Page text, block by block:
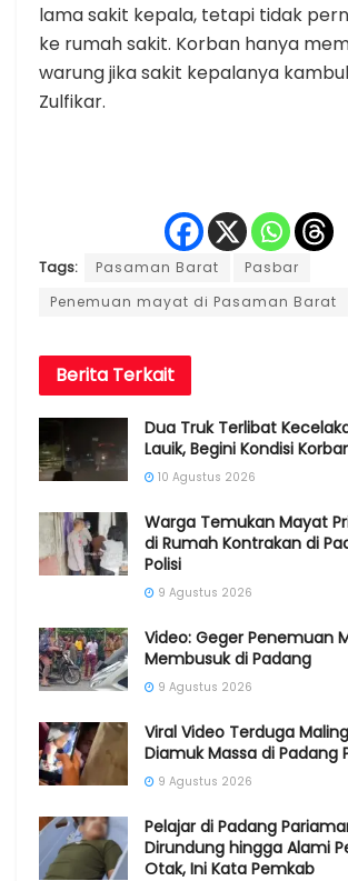
lama sakit kepala, tetapi tidak
ke rumah sakit. Korban hanya
warung jika sakit kepalanya
Zulfikar.
Tags: Pasaman Barat
Pasbar
Penemuan mayat di Pasaman Barat
Berita Terkait
Dua Truk Terlibat
Lauik, Begini Kondisi
10 Agustus 2026
Warga Temukan Mayat
di Rumah Kontrakan di
Polisi
9 Agustus 2026
Video: Geger Penemuan
Membusuk di Padang
9 Agustus 2026
Viral Video Terduga
Diamuk Massa di Padang
9 Agustus 2026
Pelajar di Padang
Dirundung hingga Alami
Otak, Ini Kata Pemkab